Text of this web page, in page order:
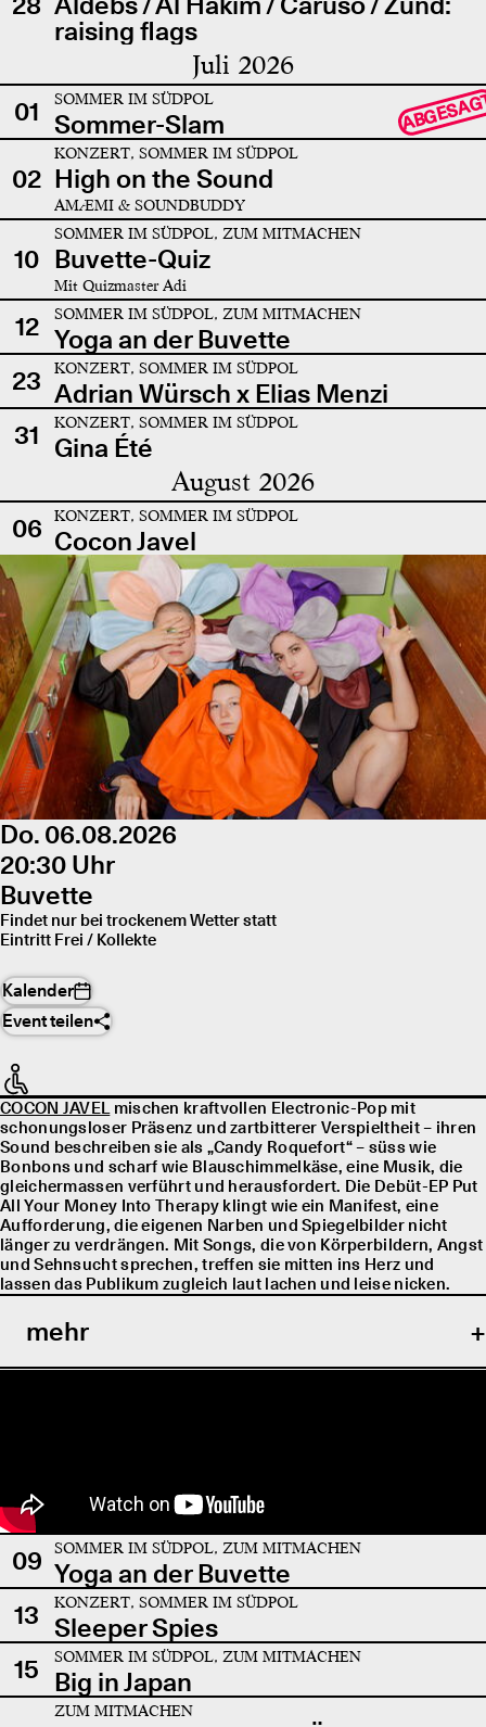
raising flags
Juli 2026
01 SOMMER IM SÜDPOL
Sommer-Slam
02
KONZERT, SOMMER IM SÜDPOL
High on the Sound
AMÆMI & SOUNDBUDDY
10
SOMMER IM SÜDPOL, ZUM MITMACHEN
Buvette-Quiz
Mit Quizmaster Adi
12 SOMMER IM SÜDPOL, ZUM MITMACHEN
Yoga an der Buvette
23
KONZERT, SOMMER IM SÜDPOL
Adrian Würsch x Elias Menzi
31
KONZERT, SOMMER IM SÜDPOL
Gina Été
August 2026
06 KONZERT, SOMMER IM SÜDPOL
Cocon Javel
Do. 06.08.2026
20:30 Uhr
Buvette
Findet nur bei trockenem Wetter statt
Eintritt Frei / Kollekte
Kalender
Event teilen
COCON JAVELmischen kraftvollen Electronic-Pop mit
schonungsloser Präsenz und zartbitterer Verspieltheit – ihren
Sound beschreiben sie als „Candy Roquefort“ – süss wie
Bonbons und scharf wie Blauschimmelkäse, eine Musik, die
gleichermassen verführt und herausfordert. Die Debüt-EP Put
All Your Money Into Therapy klingt wie ein Manifest, eine
Aufforderung, die eigenen Narben und Spiegelbilder nicht
länger zu verdrängen. Mit Songs, die von Körperbildern, Angst
und Sehnsucht sprechen, treffen sie mitten ins Herz und
lassen das Publikum zugleich laut lachen und leise nicken.
mehr
09 SOMMER IM SÜDPOL, ZUM MITMACHEN
Yoga an der Buvette
13
KONZERT, SOMMER IM SÜDPOL
Sleeper Spies
15
SOMMER IM SÜDPOL, ZUM MITMACHEN
Big in Japan
ZUM MITMACHEN